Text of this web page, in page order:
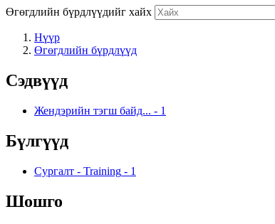
Өгөгдлийн бүрдлүүдийг хайх
Нүүр
Өгөгдлийн бүрдлүүд
Сэдвүүд
Жендэрийн тэгш байд... - 1
Бүлгүүд
Сургалт - Training - 1
Шошго